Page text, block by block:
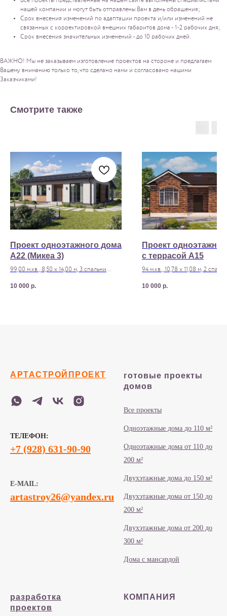
нашей компании и могут быть отправлены Вам в день обращения;
Срок внесения изменений по адаптации проекта и/или изменений не
связанных с корректировкой внешних габаритов дома - 1-2 рабочих дня;
Срок внесения значительных изменений - до 10 рабочих дней.
ВАЖНО! Мы не заказываем изготовление проектов на стороне и предлагаем
Вашему вниманию только то, что сделано нами и согласовано нашими
Заказчиками!
Смотрите также
Проект одноэтажного дома
A22 (Микеа 3)
99,00 м.кв., 8,50 х 14,00 м, 3 спальни
10 000 р.
Проект
с террасой A15
94 м.кв., 10,78 х 11,08 м, 2
10 000 р.
АРТАСТРОЙПРОЕКТ
ТЕЛЕФОН:
+7 (928) 631-90-90
E-MAIL:
artastroy26@yandex.ru
готовые проекты
домов
Все проекты
Одноэтажные дома до 110 м²
Одноэтажные дома от 110 до
200 м²
Двухэтажные дома до 150 м²
Двухэтажные дома от 150 до
200 м²
Двухэтажные дома от 200 до
300 м²
Дома с мансардой
разработка
проектов
КОМПАНИЯ